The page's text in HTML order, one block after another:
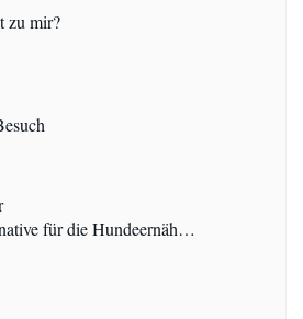
zu mir?
für die Hundeernäh…